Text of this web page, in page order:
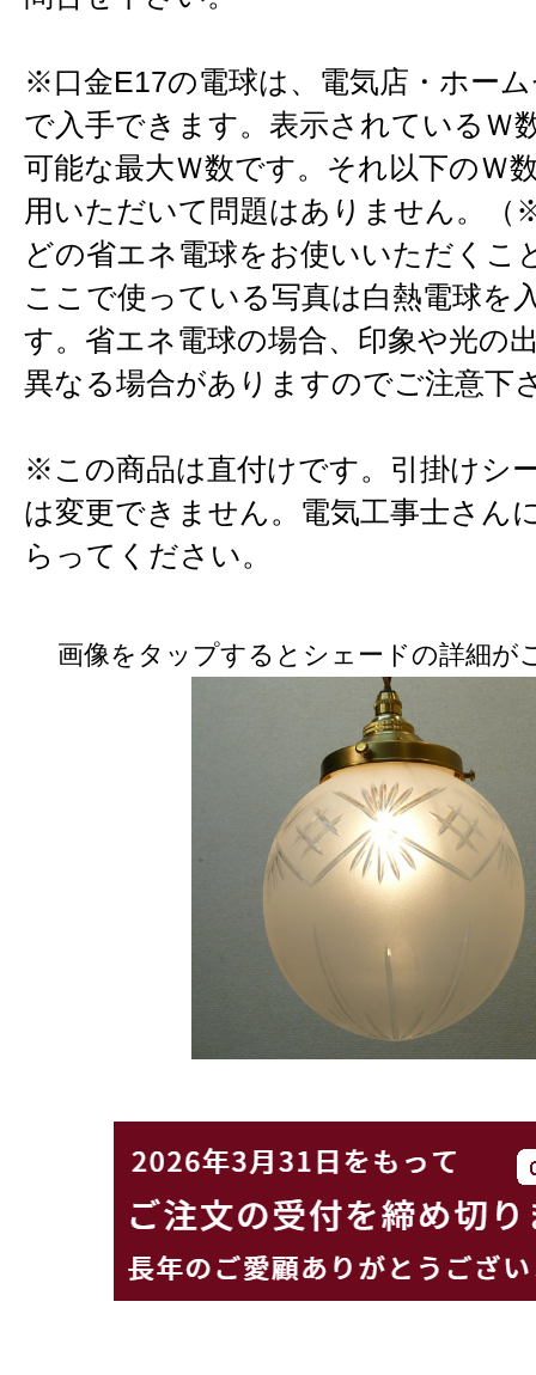
※口金E17の電球は、電気店・ホー
で入手できます。表示されているＷ
可能な最大Ｗ数です。それ以下のＷ
用いただいて問題はありません。（
どの省エネ電球をお使いいただくこ
ここで使っている写真は白熱電球を
す。省エネ電球の場合、印象や光の
異なる場合がありますのでご注意下
※この商品は直付けです。引掛けシ
は変更できません。電気工事士さん
らってください。
画像をタップするとシェードの詳細が